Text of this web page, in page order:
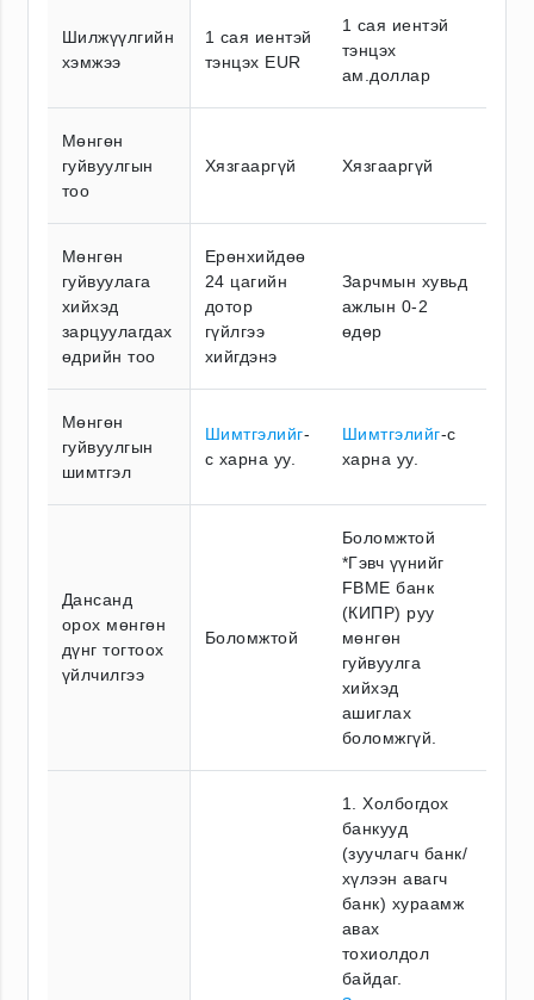
Шилжүүлгийн
хэмжээ
1 сая иентэй
тэнцэх EUR
1 сая иентэй
тэнцэх
ам.доллар
Мөнгөн
гуйвуулгын
тоо
Хязгааргүй Хязгааргүй
Мөнгөн
гуйвуулага
хийхэд
зарцуулагдах
өдрийн тоо
Ерөнхийдөө
24 цагийн
дотор
гүйлгээ
хийгдэнэ
Зарчмын хувьд
ажлын 0-2
өдөр
Мөнгөн
гуйвуулгын
шимтгэл
Шимтгэлийг-
с харна уу.
Шимтгэлийг-с
харна уу.
Дансанд
орох мөнгөн
дүнг тогтоох
үйлчилгээ
Боломжтой
Боломжтой
*Гэвч үүнийг
FBME банк
(КИПР) руу
мөнгөн
гуйвуулга
хийхэд
ашиглах
боломжгүй.
1. Холбогдох
банкууд
(зуучлагч банк/
хүлээн авагч
банк) хураамж
авах
тохиолдол
байдаг.